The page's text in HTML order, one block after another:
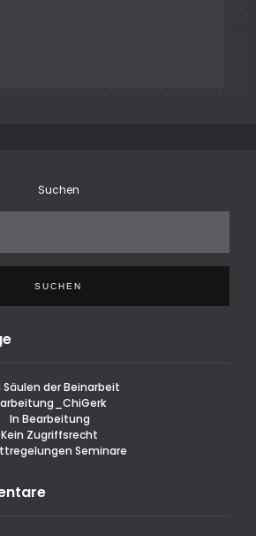
Suchen
SUCHEN
Säulen der Beinarbeit
In Bearbeitung
Kein Zugriffsrecht
Seminare